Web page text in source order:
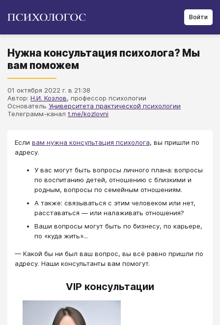
Войти
Нужна консультация психолога? Мы
вам поможем
01 октября 2022 г. в 21:38
Автор: Н.И. Козлов, профессор психологии
Основатель Университета практической психологии
Телеграмм-канал t.me/kozlovni
Если вам нужна консультация психолога, вы пришли по
адресу.
У вас могут быть вопросы личного плана: вопросы
по воспитанию детей, отношению с близкими и
родным, вопросы по семейным отношениям.
А также: связываться с этим человеком или нет,
расставаться — или налаживать отношения?
Ваши вопросы могут быть по бизнесу, по карьере,
по «куда жить»...
— Какой бы ни был ваш вопрос, вы всё равно пришли по
адресу. Наши консультанты вам помогут.
VIP консультации